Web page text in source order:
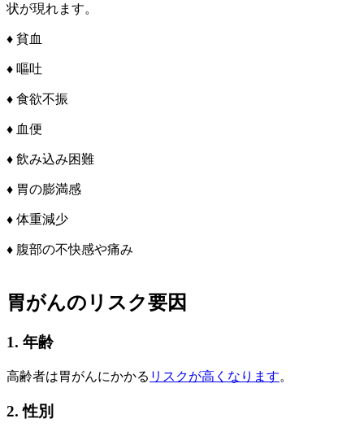
状が現れます。
♦ 貧血
♦ 嘔吐
♦ 食欲不振
♦ 血便
♦ 飲み込み困難
♦ 胃の膨満感
♦ 体重減少
♦ 腹部の不快感や痛み
胃がんのリスク要因
1. 年齢
高齢者は胃がんにかかる リスクが高くなります。
2. 性別